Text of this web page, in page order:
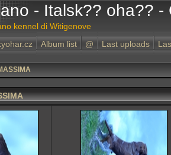
- Italsk?? oha?? -
kennel di Witigenove
Album list @ Last uploads